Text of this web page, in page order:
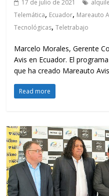
17 de julio de 2021
Telemática, Ecuador, Mareauto
Tecnológicas,Teletrabajo
Marcelo Morales, Gerente
Avis en Ecuador. El
que ha creado Mareauto
Read more